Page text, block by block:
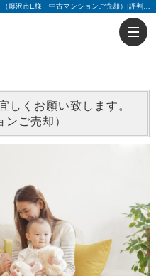
しくお願い致します。
ご売却）